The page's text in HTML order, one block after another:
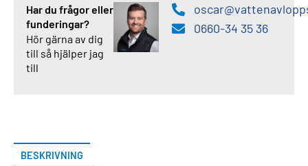
Har du frågor eller
funderingar?
Hör gärna av dig
till så hjälper jag
till
0660-34 35 36
BESKRIVNING